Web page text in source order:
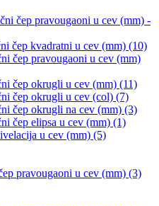
čep pravougaoni u cev (mm) -
čep kvadratni u cev (mm) (10)
čep pravougaoni u cev (mm)
čep okrugli u cev (mm) (11)
čep okrugli u cev (col) (7)
čep okrugli na cev (mm) (3)
čep elipsa u cev (mm) (1)
u cev (mm) (5)
pravougaoni u cev (mm) (3)